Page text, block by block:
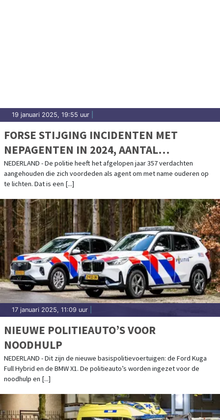
19 januari 2025, 19:55 uur
FORSE STIJGING INCIDENTEN MET
NEPAGENTEN IN 2024, AANTAL
AANHOUDINGEN VERDUBBELD
NEDERLAND - De politie heeft het afgelopen jaar 357 verdachten
aangehouden die zich voordeden als agent om met name ouderen op
te lichten. Dat is een [...]
17 januari 2025, 11:09 uur
NIEUWE POLITIEAUTO’S VOOR
NOODHULP
NEDERLAND - Dit zijn de nieuwe basispolitievoertuigen: de Ford Kuga
Full Hybrid en de BMW X1. De politieauto’s worden ingezet voor de
noodhulp en [...]